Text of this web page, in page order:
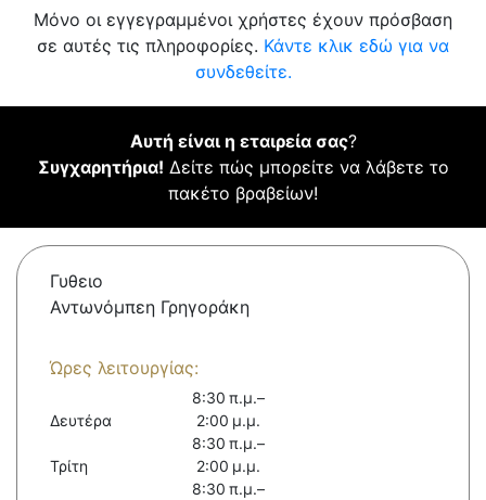
Μόνο οι εγγεγραμμένοι χρήστες έχουν πρόσβαση
σε αυτές τις πληροφορίες. Κάντε κλικ εδώ για να
συνδεθείτε.
Αυτή είναι η εταιρεία σας?
Συγχαρητήρια! Δείτε πώς μπορείτε να λάβετε το
πακέτο βραβείων!
Γυθειο
Αντωνόμπεη Γρηγοράκη
Ώρες λειτουργίας:
Δευτέρα
8:30 π.μ.–
2:00 μ.μ.
Τρίτη
8:30 π.μ.–
2:00 μ.μ.
8:30 π.μ.–